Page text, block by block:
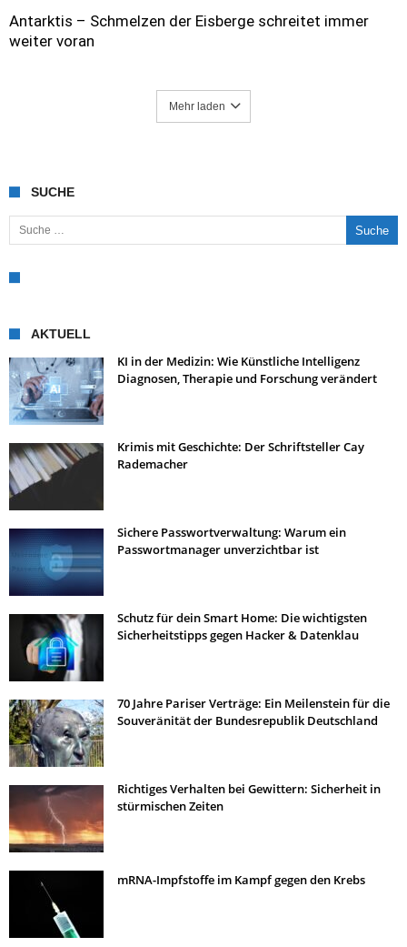
Antarktis – Schmelzen der Eisberge schreitet immer
weiter voran
Mehr laden
SUCHE
Suche nach:
AKTUELL
KI in der Medizin: Wie Künstliche Intelligenz
Diagnosen, Therapie und Forschung verändert
Krimis mit Geschichte: Der Schriftsteller Cay
Rademacher
Sichere Passwortverwaltung: Warum ein
Passwortmanager unverzichtbar ist
Schutz für dein Smart Home: Die wichtigsten
Sicherheitstipps gegen Hacker & Datenklau
70 Jahre Pariser Verträge: Ein Meilenstein für die
Souveränität der Bundesrepublik Deutschland
Richtiges Verhalten bei Gewittern: Sicherheit in
stürmischen Zeiten
mRNA-Impfstoffe im Kampf gegen den Krebs